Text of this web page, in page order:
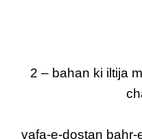
2 – bahan ki iltija
vafa-e-dostan